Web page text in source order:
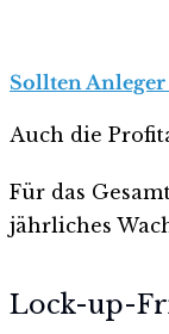
Sollten Anleger
Auch die
Für das
jährliches
Lock-up-